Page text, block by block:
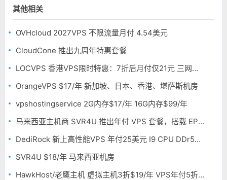
其他相关
OVHcloud 2027VPS 不限流量月付 4.54美元
CloudCone 推出九周年特惠套餐
LOCVPS 香港VPS限时特惠：7折后月付仅21元 三网优化BGP线路 可选原生IP
OrangeVPS $17/年 新加坡、日本、香港、堪萨斯机房
vpshostingservice 2G内存$17/年 16G内存$99/年
马来西亚主机商 SVR4U 推出年付 VPS 套餐，搭载 EPYC/至强铂金，支持支付宝
DediRock 新上高性能VPS 年付25美元 I9 CPU DDr5内存 纽约机房
SVR4U $18/年 马来西亚机房
HawkHost/老鹰主机 虚拟主机3折$19/年 VPS年付5折$25/年